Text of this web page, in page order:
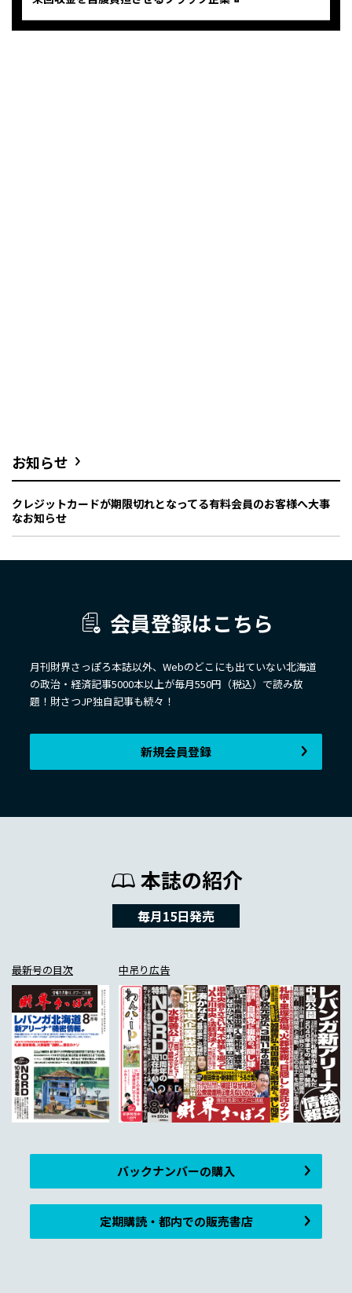
お知らせ
クレジットカードが期限切れとなってる有料会員のお客様へ大事
なお知らせ
会員登録はこちら
月刊財界さっぽろ本誌以外、Webのどこにも出ていない北海道
の政治・経済記事5000本以上が毎月550円（税込）で読み放
題！財さつJP独自記事も続々！
新規会員登録
本誌の紹介
毎月15日発売
最新号の目次 中吊り広告
バックナンバーの購入
定期購読・都内での販売書店